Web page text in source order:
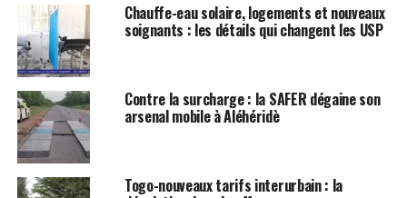
Chauffe-eau solaire, logements et nouveaux
soignants : les détails qui changent les USP
Contre la surcharge : la SAFER dégaine son
arsenal mobile à Aléhéridè
Togo-nouveaux tarifs interurbain : la